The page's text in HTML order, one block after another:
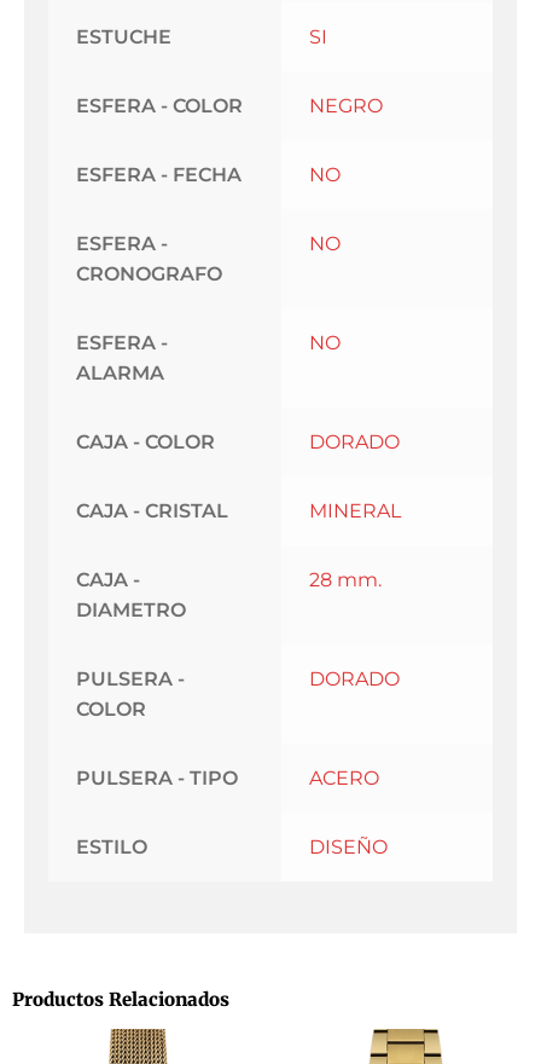
ESTUCHE SI
ESFERA - COLOR NEGRO
ESFERA - FECHA NO
ESFERA -
CRONOGRAFO
NO
ESFERA -
ALARMA
NO
CAJA - COLOR DORADO
CAJA - CRISTAL MINERAL
CAJA -
DIAMETRO
28 mm.
PULSERA -
COLOR
DORADO
PULSERA - TIPO ACERO
ESTILO DISEÑO
Productos Relacionados